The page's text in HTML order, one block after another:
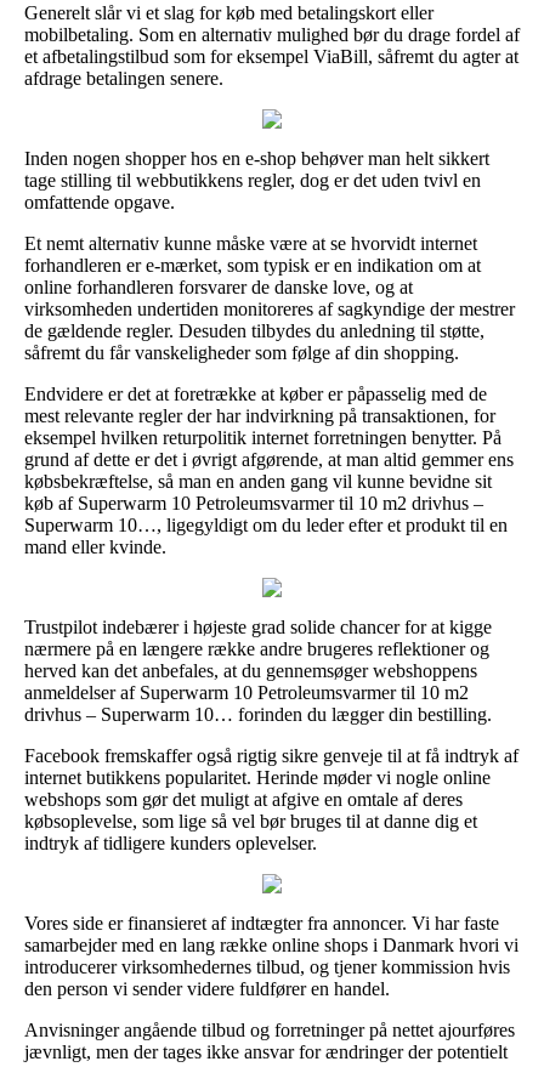
Generelt slår vi et slag for køb med betalingskort eller
mobilbetaling. Som en alternativ mulighed bør du drage fordel af
et afbetalingstilbud som for eksempel ViaBill, såfremt du agter at
afdrage betalingen senere.
Inden nogen shopper hos en e-shop behøver man helt sikkert
tage stilling til webbutikkens regler, dog er det uden tvivl en
omfattende opgave.
Et nemt alternativ kunne måske være at se hvorvidt internet
forhandleren er e-mærket, som typisk er en indikation om at
online forhandleren forsvarer de danske love, og at
virksomheden undertiden monitoreres af sagkyndige der mestrer
de gældende regler. Desuden tilbydes du anledning til støtte,
såfremt du får vanskeligheder som følge af din shopping.
Endvidere er det at foretrække at køber er påpasselig med de
mest relevante regler der har indvirkning på transaktionen, for
eksempel hvilken returpolitik internet forretningen benytter. På
grund af dette er det i øvrigt afgørende, at man altid gemmer ens
købsbekræftelse, så man en anden gang vil kunne bevidne sit
køb af Superwarm 10 Petroleumsvarmer til 10 m2 drivhus –
Superwarm 10…, ligegyldigt om du leder efter et produkt til en
mand eller kvinde.
Trustpilot indebærer i højeste grad solide chancer for at kigge
nærmere på en længere række andre brugeres reflektioner og
herved kan det anbefales, at du gennemsøger webshoppens
anmeldelser af Superwarm 10 Petroleumsvarmer til 10 m2
drivhus – Superwarm 10… forinden du lægger din bestilling.
Facebook fremskaffer også rigtig sikre genveje til at få indtryk af
internet butikkens popularitet. Herinde møder vi nogle online
webshops som gør det muligt at afgive en omtale af deres
købsoplevelse, som lige så vel bør bruges til at danne dig et
indtryk af tidligere kunders oplevelser.
Vores side er finansieret af indtægter fra annoncer. Vi har faste
samarbejder med en lang række online shops i Danmark hvori vi
introducerer virksomhedernes tilbud, og tjener kommission hvis
den person vi sender videre fuldfører en handel.
Anvisninger angående tilbud og forretninger på nettet ajourføres
jævnligt, men der tages ikke ansvar for ændringer der potentielt